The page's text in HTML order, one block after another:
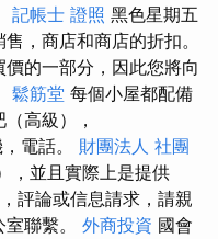
記帳士 證照 黑色星期五
，商店和商店的折扣。
的一部分，因此您將向
鬆筋堂 每個小屋都配備
高級），
電話。 財團法人 社團
，並且實際上是提供
評論或信息請求，請親
聯繫。 外商投資 國會